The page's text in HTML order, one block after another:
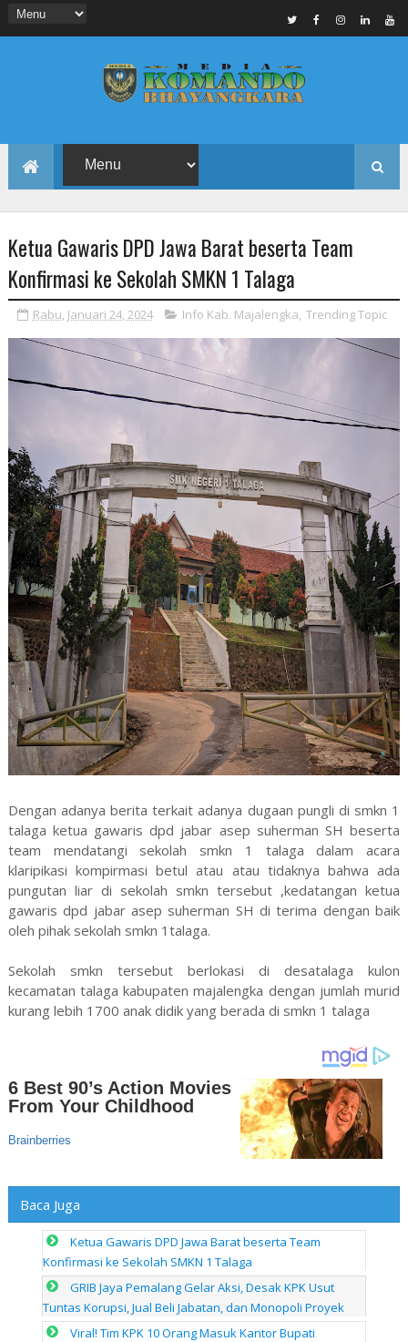
Ketua Gawaris DPD Jawa Barat beserta Team
Konfirmasi ke Sekolah SMKN 1 Talaga
Rabu, Januari 24, 2024 Info Kab. Majalengka, Trending Topic
Dengan adanya berita terkait adanya dugaan pungli di smkn 1
talaga ketua gawaris dpd jabar asep suherman SH beserta
team mendatangi sekolah smkn 1 talaga dalam acara
klaripikasi kompirmasi betul atau atau tidaknya bahwa ada
pungutan liar di sekolah smkn tersebut ,kedatangan ketua
gawaris dpd jabar asep suherman SH di terima dengan baik
oleh pihak sekolah smkn 1talaga.
Sekolah smkn tersebut berlokasi di desatalaga kulon
kecamatan talaga kabupaten majalengka dengan jumlah murid
kurang lebih 1700 anak didik yang berada di smkn 1 talaga
Baca Juga
Ketua Gawaris DPD Jawa Barat beserta Team
Konfirmasi ke Sekolah SMKN 1 Talaga
GRIB Jaya Pemalang Gelar Aksi, Desak KPK Usut
Tuntas Korupsi, Jual Beli Jabatan, dan Monopoli Proyek
Viral! Tim KPK 10 Orang Masuk Kantor Bupati